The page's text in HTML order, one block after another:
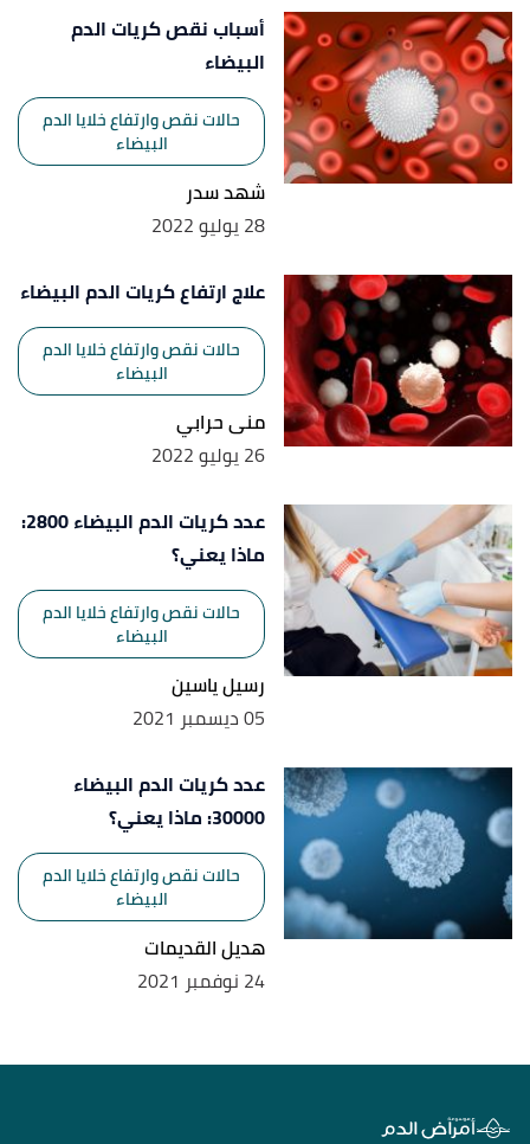
أسباب نقص كريات الدم
البيضاء
حالات نقص وارتفاع خلايا الدم
البيضاء
شهد سدر
28 يوليو 2022
علاج ارتفاع كريات الدم البيضاء
حالات نقص وارتفاع خلايا الدم
البيضاء
منى حرابي
26 يوليو 2022
عدد كريات الدم البيضاء 2800:
ماذا يعني؟
حالات نقص وارتفاع خلايا الدم
البيضاء
رسيل ياسين
05 ديسمبر 2021
عدد كريات الدم البيضاء
30000: ماذا يعني؟
حالات نقص وارتفاع خلايا الدم
البيضاء
هديل القديمات
24 نوفمبر 2021